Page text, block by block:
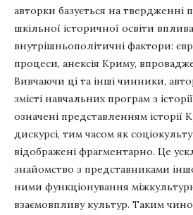
авторки базується на твердженні
шкільної історичної освіти
внутрішньополітичні фактори:
процеси, анексія Криму,
Вивчаючи ці та інші чинники,
змісті навчальних програм з
означені представленням історії
дискурсі, тим часом як
відображені фрагментарно. Це
знайомство з представниками
ними функціонування
взаємовпливу культур. Таким